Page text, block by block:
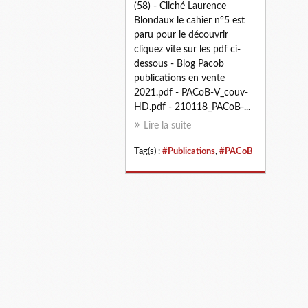
(58) - Cliché Laurence
Blondaux le cahier n°5 est
paru pour le découvrir
cliquez vite sur les pdf ci-
dessous - Blog Pacob
publications en vente
2021.pdf - PACoB-V_couv-
HD.pdf - 210118_PACoB-...
Lire la suite
Tag(s) : #Publications, #PACoB